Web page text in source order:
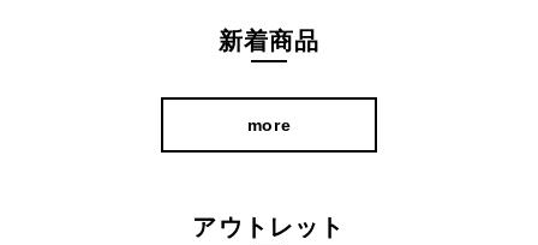
をアップ。 フロントに入ったピンタックラインが陰影効果をもた
らし脚を長く細く見せてくれます。
またデザインは極力シンプルに仕上げることで、シルエットの美
新着商品
more
アウトレット